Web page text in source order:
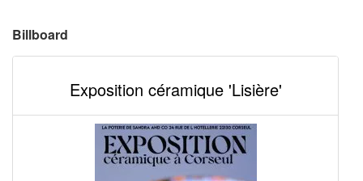
Billboard
Exposition céramique 'Lisière'